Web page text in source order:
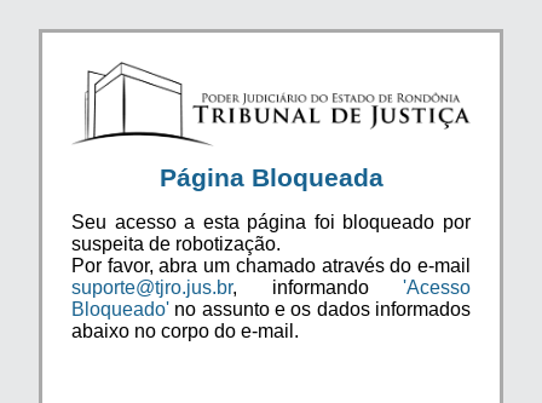
Página Bloqueada
Seu acesso a esta página foi bloqueado por
suspeita de robotização.
Por favor, abra um chamado através do e-mail
suporte@tjro.jus.br, informando 'Acesso
Bloqueado' no assunto e os dados informados
abaixo no corpo do e-mail.